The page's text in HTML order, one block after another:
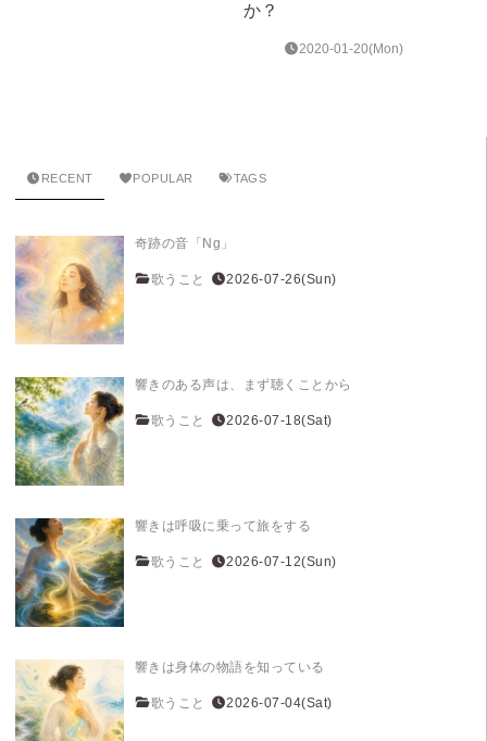
か？
2020-01-20(Mon)
RECENT POPULAR TAGS
奇跡の音「Ng」
歌うこと 2026-07-26(Sun)
響きのある声は、まず聴くことから
歌うこと 2026-07-18(Sat)
響きは呼吸に乗って旅をする
歌うこと 2026-07-12(Sun)
響きは身体の物語を知っている
歌うこと 2026-07-04(Sat)